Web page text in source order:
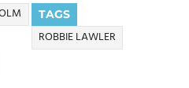
TAGS
ROBBIE LAWLER